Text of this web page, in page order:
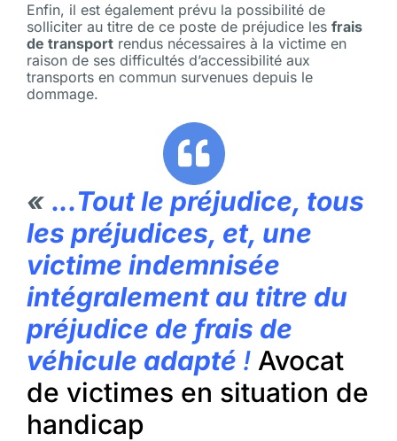
Enfin, il est également prévu la possibilité de
solliciter au titre de ce poste de préjudice les frais
de transport rendus nécessaires à la victime en
raison de ses difficultés d’accessibilité aux
transports en commun survenues depuis le
dommage.
« ...Tout le préjudice, tous
les préjudices, et, une
victime indemnisée
intégralement au titre du
préjudice de frais de
véhicule adapté ! Avocat
de victimes en situation de
handicap